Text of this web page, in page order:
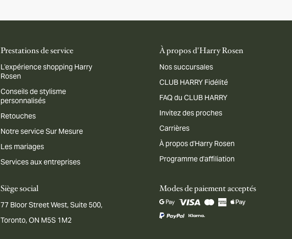
Prestations de service
L’expérience shopping Harry
Rosen
Conseils de stylisme
personnalisés
Retouches
Notre service Sur Mesure
Les mariages
Services aux entreprises
À propos d'Harry Rosen
Nos succursales
CLUB HARRY Fidélité
FAQ du CLUB HARRY
Invitez des proches
Carrières
À propos d'Harry Rosen
Programme d'affiliation
Siège social
77 Bloor Street West, Suite 500,
Toronto, ON M5S 1M2
Modes de paiement acceptés